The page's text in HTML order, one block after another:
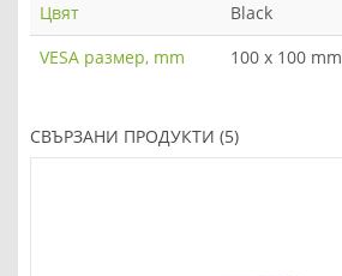
Цвят
Black
VESA размер, mm
100 x 100 mm
СВЪРЗАНИ ПРОДУКТИ (5)